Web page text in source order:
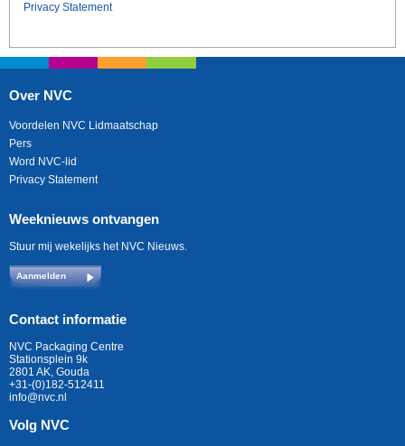
Privacy Statement
Over NVC
Voordelen NVC Lidmaatschap
Pers
Word NVC-lid
Privacy Statement
Weeknieuws ontvangen
Stuur mij wekelijks het NVC Nieuws.
Aanmelden
Contact informatie
NVC Packaging Centre
Stationsplein 9k
2801 AK, Gouda
+31-(0)182-512411
info@nvc.nl
Volg NVC